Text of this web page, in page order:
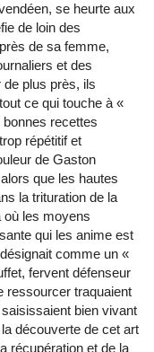
se heurte aux
de loin des
de sa femme,
et des
plus près, ils
ce qui touche à «
recettes
répétitif et
de Gaston
que les hautes
la trituration de la
où les moyens
qui les anime est
comme un «
fervent défenseur
ressourcer traquaient
bien vivant
découverte de cet art
récupération et de la